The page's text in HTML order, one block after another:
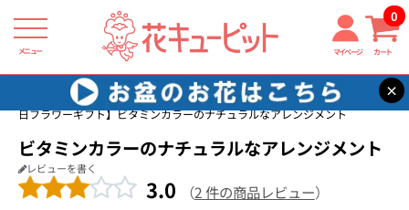
メニュー マイページ カート
0
×
花キューピット 家族に贈る誕生日フラワーギフト
【家族に贈る誕生
日フラワーギフト】ビタミンカラーのナチュラルなアレンジメント
ビタミンカラーのナチュラルなアレンジメント
レビューを書く
3.0 （2 件の商品レビュー）